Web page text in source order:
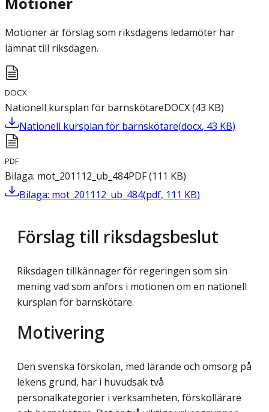
Motioner är förslag som riksdagens ledamöter har
lämnat till riksdagen.
DOCX
Nationell kursplan för barnskötareDOCX(43 KB)
Nationell kursplan för barnskötare(docx, 43 KB)
PDF
Bilaga: mot_201112_ub_484PDF(111 KB)
Bilaga: mot_201112_ub_484(pdf, 111 KB)
Förslag till riksdagsbeslut
Riksdagen tillkännager för regeringen som sin
mening vad som anförs i motionen om en nationell
kursplan för barnskötare.
Motivering
Den svenska förskolan, med lärande och omsorg på
lekens grund, har i huvudsak två
personalkategorier i verksamheten, förskollärare